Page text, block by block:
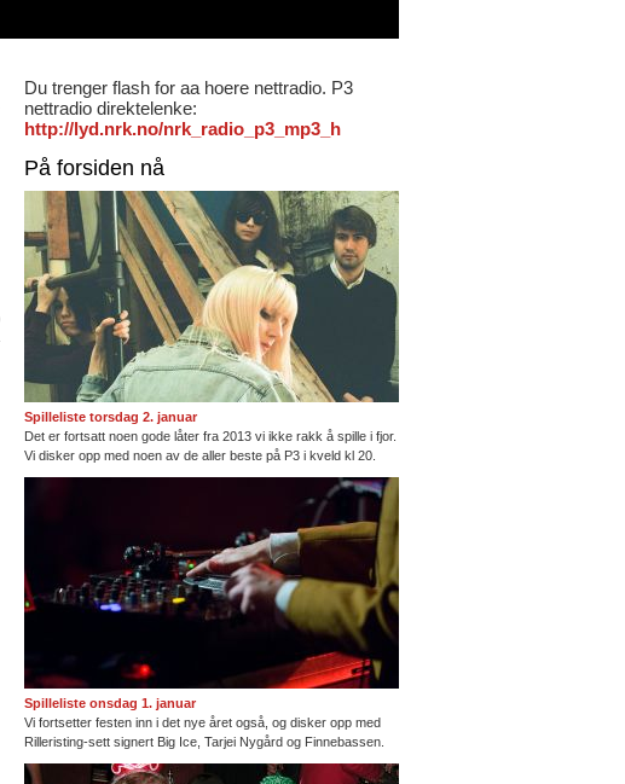
Du trenger flash for aa hoere nettradio. P3
nettradio direktelenke:
http://lyd.nrk.no/nrk_radio_p3_mp3_h
På forsiden nå
Spilleliste torsdag 2. januar
Det er fortsatt noen gode låter fra 2013 vi ikke rakk å spille i fjor.
Vi disker opp med noen av de aller beste på P3 i kveld kl 20.
Spilleliste onsdag 1. januar
Vi fortsetter festen inn i det nye året også, og disker opp med
Rilleristing-sett signert Big Ice, Tarjei Nygård og Finnebassen.